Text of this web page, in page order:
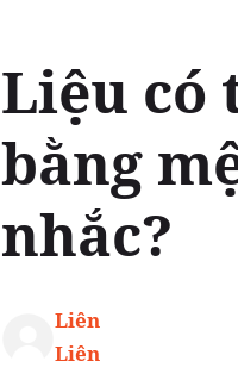
Liệu
bằng
nhắc?
Liên
Liên